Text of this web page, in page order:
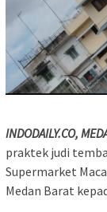
INDODAILY.CO,
praktek judi
Supermarket
Medan Barat